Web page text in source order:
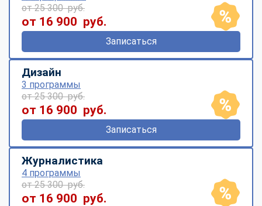
от 25 300 руб.
от 16 900 руб.
Записаться
Дизайн
3 программы
от 25 300 руб.
от 16 900 руб.
Записаться
Журналистика
4 программы
от 25 300 руб.
от 16 900 руб.